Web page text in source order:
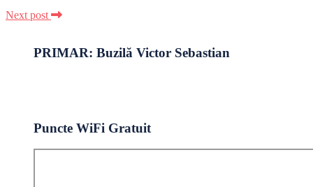
Next post
PRIMAR: Buzilă Victor Sebastian
Puncte WiFi Gratuit